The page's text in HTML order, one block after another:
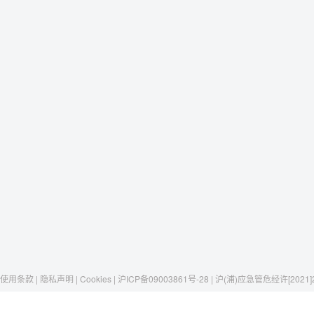
使用条款 | 隐私声明 | Cookies | 沪ICP备09003861号-28 | 沪(浦)应急管危经许